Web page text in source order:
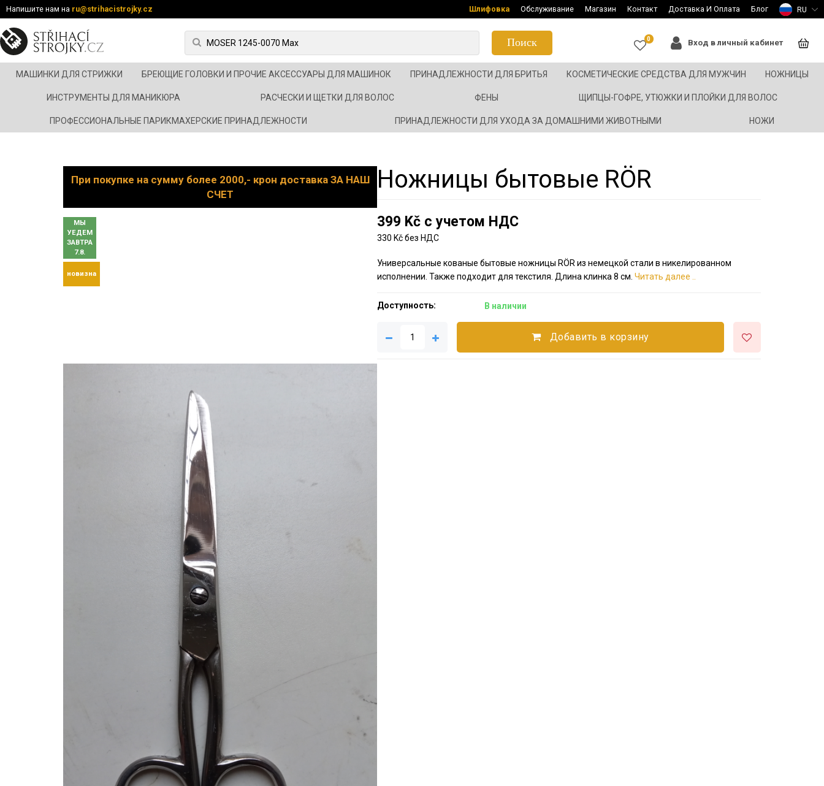
Напишите нам на ru@strihacistrojky.cz Шлифовка Обслуживание Магазин Контакт Доставка И Оплата Блог RU
Поиск 0 Вход в личный кабинет
МАШИНКИ ДЛЯ СТРИЖКИ БРЕЮЩИЕ ГОЛОВКИ И ПРОЧИЕ АКСЕССУАРЫ ДЛЯ МАШИНОК ПРИНАДЛЕЖНОСТИ ДЛЯ БРИТЬЯ КОСМЕТИЧЕСКИЕ СРЕДСТВА ДЛЯ МУЖЧИН НОЖНИЦЫ
ИНСТРУМЕНТЫ ДЛЯ МАНИКЮРА РАСЧЕСКИ И ЩЕТКИ ДЛЯ ВОЛОС ФЕНЫ ЩИПЦЫ-ГОФРЕ, УТЮЖКИ И ПЛОЙКИ ДЛЯ ВОЛОС
ПРОФЕССИОНАЛЬНЫЕ ПАРИКМАХЕРСКИЕ ПРИНАДЛЕЖНОСТИ ПРИНАДЛЕЖНОСТИ ДЛЯ УХОДА ЗА ДОМАШНИМИ ЖИВОТНЫМИ НОЖИ
При покупке на сумму более 2000,- крон доставка ЗА НАШ
СЧЕТ
МЫ
УЕДЕМ
ЗАВТРА
7.8.
новизна
Ножницы бытовые RÖR
399 Kč с учетом НДС
330 Kč без НДС
Универсальные кованые бытовые ножницы RÖR из немецкой стали в никелированном
исполнении. Также подходит для текстиля. Длина клинка 8 см. Читать далее ..
Доступность: В наличии
Добавить в корзину